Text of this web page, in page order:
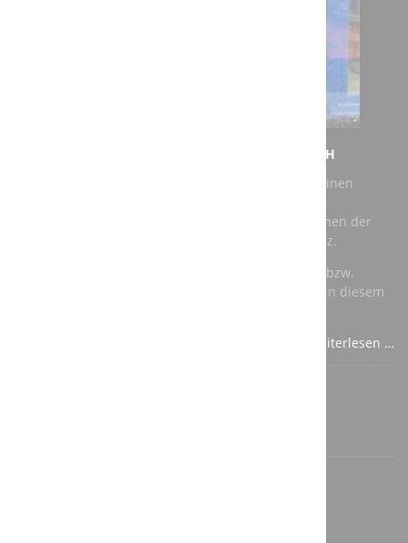
NEUER AUFTRAG FÜR DIE A3T ENGINEERING GMBH
Bei unserem jüngsten Auftrag geht es darum, für einen
modernisieren. Als Roboter kommen dabei Maschinen der
renommierten Hersteller Kuka und ABB zum Einsatz.
Für die speicherprogrammierbare Steuerung (SPS) bzw.
Totally Integrated Automation (TIA) verwenden wir in diesem
Weiterlesen …